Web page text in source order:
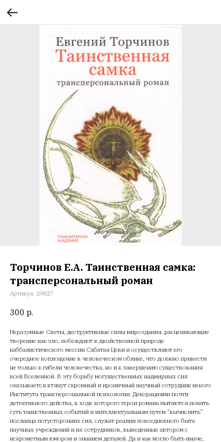
Торчинов Е.А. Таинственная самка:
трансперсональный роман
Артикул: 29827
300 р.
Неразумные Светы, деструктивные силы мироздания, расценивающие
творение как зло, побеждают в двойственной природе
каббалистического мессии Сабатая Цеви и осуществляют его
очередное воплощение в человеческом облике, что должно привести
не только к гибели человечества, но и к завершению существования
всей Вселенной. В эту борьбу могущественных надмирных сил
оказывается втянут скромный и ироничный научный сотрудник некого
Института трансперсональной психологии. Декорациями почти
детективного действа, в ходе которого герои романа пытаются понять
суть таинственных событий и интеллектуальным путем "вычислить"
посланца потусторонних сил, служат реалии повседневного быта
научных учреждений и их сотрудников, выведенные автором с
искрометным юмором и знанием деталей. Да и как могло быть иначе,